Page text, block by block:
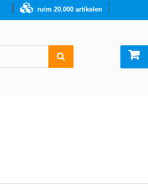
ruim 20.000 artikelen